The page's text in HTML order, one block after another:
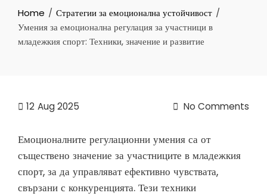
Home
Стратегии за емоционална устойчивост
Умения за емоционална регулация за участници в
младежкия спорт: Техники, значение и развитие
12 Aug 2025 No Comments
Емоционалните регулационни умения са от
съществено значение за участниците в младежкия
спорт, за да управляват ефективно чувствата,
свързани с конкуренцията. Тези техники